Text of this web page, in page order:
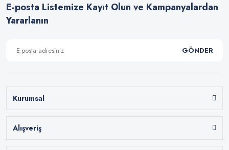
E-posta Listemize Kayıt Olun ve Kampanyalardan
Yararlanın
GÖNDER
Kurumsal
Alışveriş